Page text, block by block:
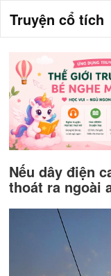
Truyện cổ tích
Nếu dây điện
thoát ra ngoài